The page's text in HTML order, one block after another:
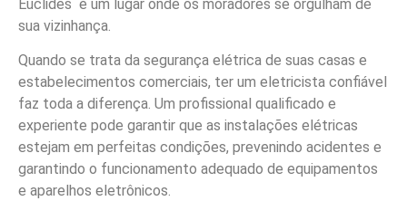
Euclides é um lugar onde os moradores se orgulham de
sua vizinhança.
Quando se trata da segurança elétrica de suas casas e
estabelecimentos comerciais, ter um eletricista confiável
faz toda a diferença. Um profissional qualificado e
experiente pode garantir que as instalações elétricas
estejam em perfeitas condições, prevenindo acidentes e
garantindo o funcionamento adequado de equipamentos
e aparelhos eletrônicos.